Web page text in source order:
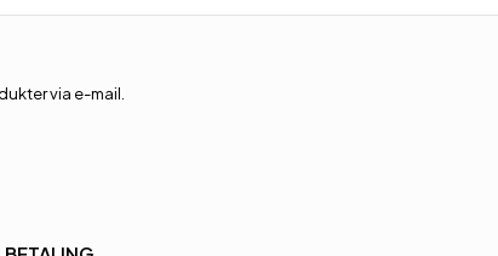
via e-mail.